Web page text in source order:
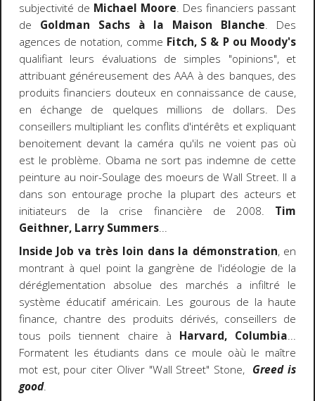
subjectivité de Michael Moore. Des financiers passant
de Goldman Sachs à la Maison Blanche. Des
agences de notation, comme Fitch, S & P ou Moody's
qualifiant leurs évaluations de simples "opinions", et
attribuant généreusement des AAA à des banques, des
produits financiers douteux en connaissance de cause,
en échange de quelques millions de dollars. Des
conseillers multipliant les conflits d'intérêts et expliquant
benoitement devant la caméra qu'ils ne voient pas où
est le problème. Obama ne sort pas indemne de cette
peinture au noir-Soulage des moeurs de Wall Street. Il a
dans son entourage proche la plupart des acteurs et
initiateurs de la crise financière de 2008. Tim
Geithner, Larry Summers...
Inside Job va très loin dans la démonstration, en
montrant à quel point la gangrène de l'idéologie de la
déréglementation absolue des marchés a infiltré le
système éducatif américain. Les gourous de la haute
finance, chantre des produits dérivés, conseillers de
tous poils tiennent chaire à Harvard, Columbia...
Formatent les étudiants dans ce moule oàù le maître
mot est, pour citer Oliver "Wall Street" Stone, Greed is
good.